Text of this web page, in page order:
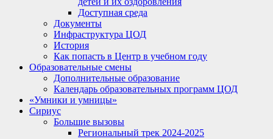
Доступная среда
Документы
Инфраструктура ЦОД
История
Как попасть в Центр в учебном году
Образовательные смены
Дополнительные образование
Календарь образовательных программ ЦОД
«Умники и умницы»
Сириус
Большие вызовы
Региональный трек 2024-2025